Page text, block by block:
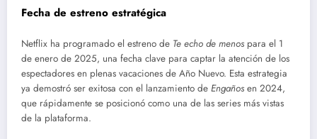
Fecha de estreno estratégica
Netflix ha programado el estreno de Te echo de menos para el 1
de enero de 2025, una fecha clave para captar la atención de los
espectadores en plenas vacaciones de Año Nuevo. Esta estrategia
ya demostró ser exitosa con el lanzamiento de Engaños en 2024,
que rápidamente se posicionó como una de las series más vistas
de la plataforma.